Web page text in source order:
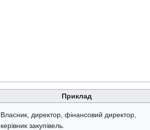
Приклад
Власник, директор, фінансовий директор,
керівник закупівель.